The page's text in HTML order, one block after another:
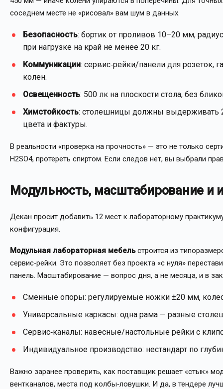
соседнем месте не «рисовал» вам шум в данных.
Безопасность: бортик от проливов 10–20 мм,
при нагрузке на край не менее 20 кг.
Коммуникации: сервис‑рейки/панели для розеток,
колен.
Освещенность: 500 лк на плоскости стола, без
Химстойкость: столешницы должны выдерживать
цвета и фактуры.
В реальности «проверка на прочность» — это не только
H2SO4, протереть спиртом. Если следов нет, вы выбрали
Модульность, масштабирование и
Декан просит добавить 12 мест к лабораторному
конфигурация.
Модульная лабораторная мебельстроится из
сервис‑рейки. Это позволяет без проекта «с нуля»
панель. Масштабирование — вопрос дня, а не месяца, и в
Сменные опоры: регулируемые ножки ±20 мм,
Универсальные каркасы: одна рама — разные
Сервис‑каналы: навесные/настольные рейки с
Индивидуальное производство: нестандарт по
Важно заранее проверить, как поставщик решает «стык»
вентканалов, места под колбы‑ловушки. И да, в тендере